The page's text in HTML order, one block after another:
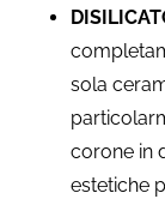
sola
corone in
estetiche